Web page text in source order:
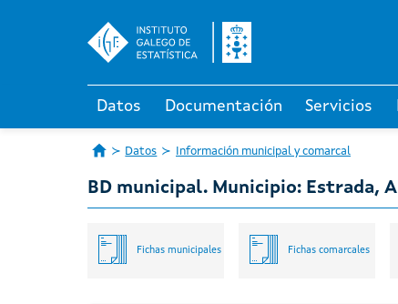
Datos Documentación Servicios
Datos Información municipal y comarcal
BD municipal. Municipio: Estrada, A
Fichas municipales Fichas comarcales